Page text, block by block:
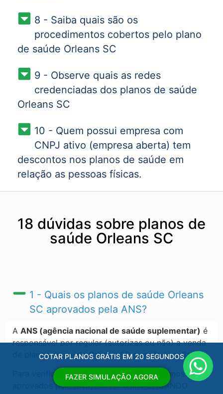
8 - Saiba quais são os
procedimentos cobertos pelo plano
de saúde Orleans SC
9 - Observe quais as redes
credenciadas dos planos de saúde
Orleans SC
10 - Quem possui empresa com
CNPJ ativo (empresa aberta) tem
descontos nos planos de saúde em
relação as pessoas físicas.
18 dúvidas sobre planos de
saúde Orleans SC
1 - Quais os planos de saúde Orleans
SC​ aprovados pela ANS?
A ANS (agência nacional de saúde suplementar) é
responsável por regular (autorizas ou não) a venda
de planos de saúde Orleans SC​ e em todo o Brasil.
Para verificar a ultima atualização dos planos
aprovados pela ANS, acesse o link CLICANDO
COTAR PLANOS GRÁTIS EM 20 SEGUNDOS
FAZER SIMULAÇÃO AGORA